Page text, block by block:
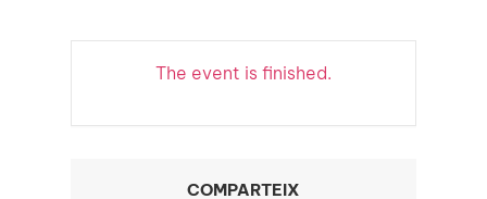
The event is finished.
COMPARTEIX